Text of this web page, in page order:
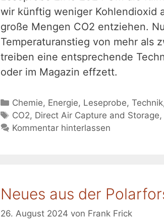
wir künftig weniger Kohlendioxid
große Mengen CO2 entziehen.
Temperaturanstieg von mehr als
treiben eine entsprechende
oder im Magazin effzett.
Kategorien
Chemie, Energie, Leseprobe,Technik
Schlagwörter
CO2, Direct Air Capture and Storage,
Kommentar hinterlassen
Neues aus der
26. August 2024 von Frank Frick